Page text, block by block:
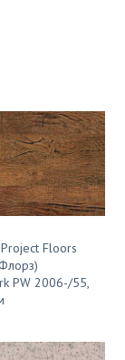
Floors
PW 2006-/55,